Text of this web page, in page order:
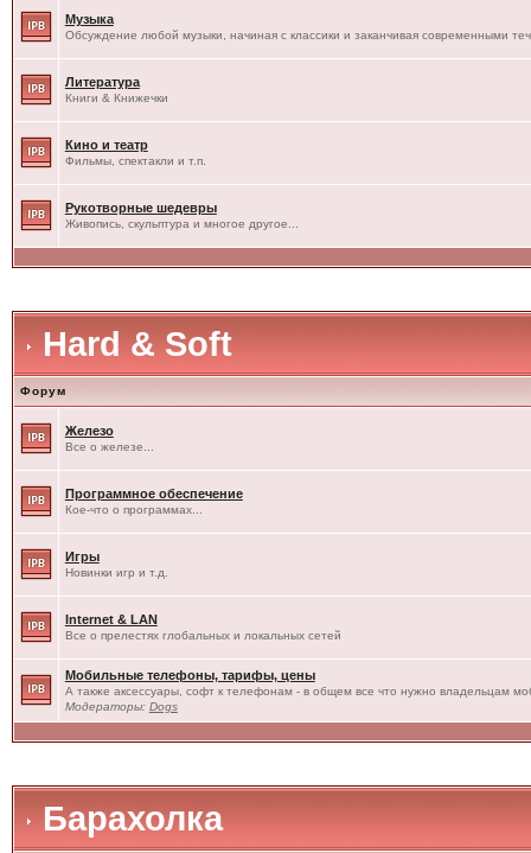
Музыка
Обсуждение любой музыки, начиная с классики и заканчивая современными
Литература
Книги & Книжечки
Кино и театр
Фильмы, спектакли и т.п.
Рукотворные шедевры
Живопись, скульптура и многое другое...
Hard & Soft
Форум
Железо
Все о железе...
Программное обеспечение
Кое-что о программах...
Игры
Новинки игр и т.д.
Internet & LAN
Все о прелестях глобальных и локальных сетей
Мобильные телефоны, тарифы, цены
А также аксессуары, софт к телефонам - в общем все что нужно владельцам
Модераторы: Dogs
Барахолка